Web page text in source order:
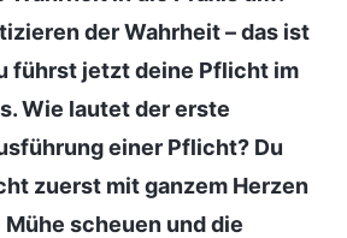
der Wahrheit – das ist
führst jetzt deine Pflicht im
Wie lautet der erste
einer Pflicht? Du
zuerst mit ganzem Herzen
scheuen und die